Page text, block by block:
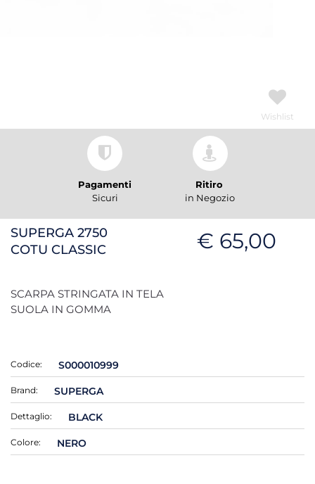
Wishlist
Pagamenti
Sicuri
Ritiro
in Negozio
SUPERGA 2750
COTU CLASSIC
€ 65,00
SCARPA STRINGATA IN TELA
SUOLA IN GOMMA
Codice: S000010999
Brand: SUPERGA
Dettaglio: BLACK
Colore: NERO